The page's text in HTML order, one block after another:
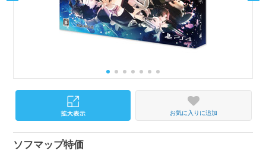
お気に入りに追加
ソフマップ特価